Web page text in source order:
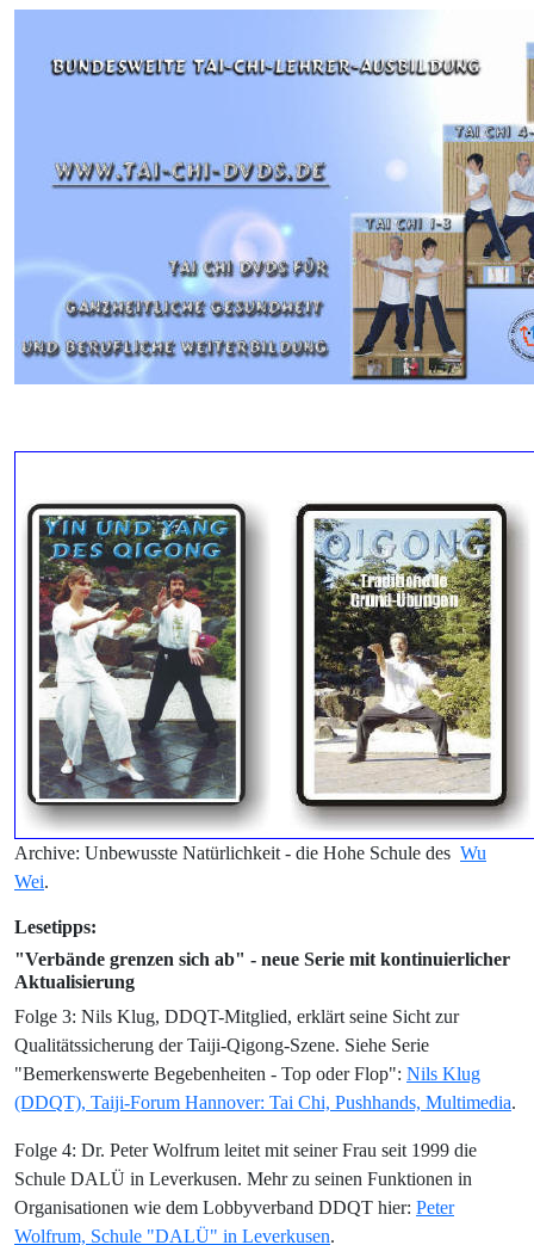
Archive: Unbewusste Natürlichkeit - die Hohe Schule des Wu
Wei.
Lesetipps:
"Verbände grenzen sich ab" - neue Serie mit kontinuierlicher
Aktualisierung
Folge 3: Nils Klug, DDQT-Mitglied, erklärt seine Sicht zur
Qualitätssicherung der Taiji-Qigong-Szene. Siehe Serie
"Bemerkenswerte Begebenheiten - Top oder Flop": Nils Klug
(DDQT), Taiji-Forum Hannover: Tai Chi, Pushhands, Multimedia.
Folge 4: Dr. Peter Wolfrum leitet mit seiner Frau seit 1999 die
Schule DALÜ in Leverkusen. Mehr zu seinen Funktionen in
Organisationen wie dem Lobbyverband DDQT hier: Peter
Wolfrum, Schule "DALÜ" in Leverkusen.